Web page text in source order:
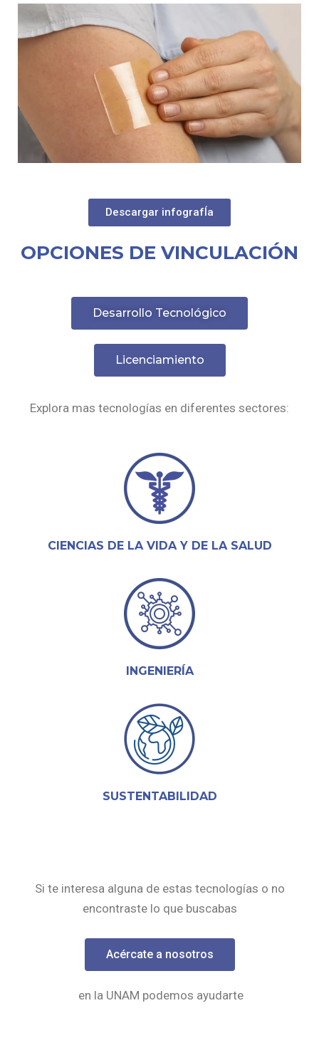
Descargar infografÍa
OPCIONES DE VINCULACIÓN
Desarrollo Tecnológico
Licenciamiento
Explora mas tecnologías en diferentes sectores:
CIENCIAS DE LA VIDA Y DE LA SALUD
INGENIERÍA
SUSTENTABILIDAD
Si te interesa alguna de estas tecnologías o no
encontraste lo que buscabas
Acércate a nosotros
en la UNAM podemos ayudarte